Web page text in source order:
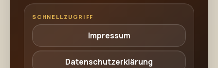
SCHNELLZUGRIFF
Impressum
Datenschutzerklärung